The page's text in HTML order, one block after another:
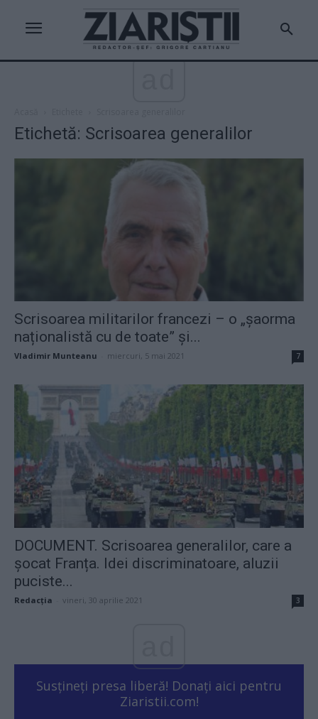
Etichetă: Scrisoarea generalilor
Scrisoarea militarilor francezi – o „șaorma
naționalistă cu de toate” și...
Vladimir Munteanu miercuri, 5 mai 2021 7
DOCUMENT. Scrisoarea generalilor, care a
șocat Franța. Idei discriminatoare, aluzii
puciste...
Redacţia vineri, 30 aprilie 2021 3
Susțineți presa liberă! Donați aici pentru
Ziaristii.com!